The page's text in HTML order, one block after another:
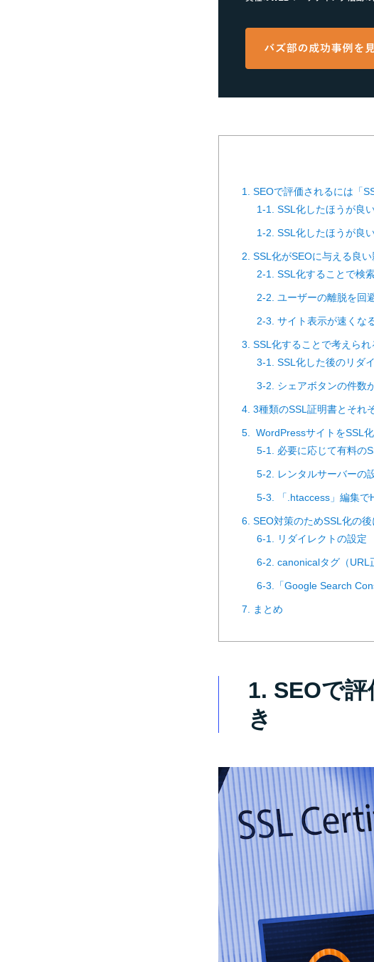
1. SEOで評価されるには「
1-1. SSL化したほうが良
1-2. SSL化したほうが良
2. SSL化がSEOに与える良い
2-1. SSL化することで検
2-2. ユーザーの離脱を回
2-3. サイト表示が速くな
3. SSL化することで考えられ
3-1. SSL化した後のリダ
3-2. シェアボタンの件数
4. 3種類のSSL証明書とそれ
5. WordPressサイトをSSL
5-1. 必要に応じて有料の
5-2. レンタルサーバーの
5-3. 「.htaccess」編集で
6. SEO対策のためSSL化の
6-1. リダイレクトの設定
6-2. canonicalタグ（URL
6-3.「Google Search
7. まとめ
1. SEOで
き